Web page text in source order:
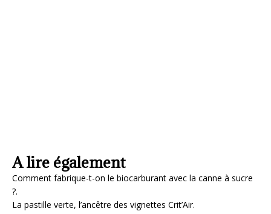
?.
La pastille verte, l’ancêtre des vignettes Crit’Air.
Face au changement climatique, la culture de l’Aloé Vera se
développe en Espagne.
Jeter ses mégots par terre : néfaste pour l’environnement.